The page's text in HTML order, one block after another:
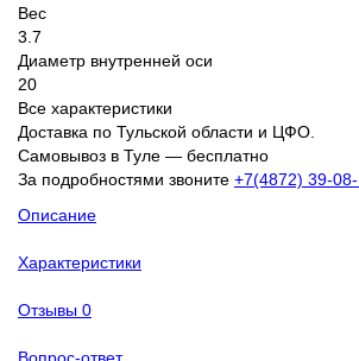
Вес
3.7
Диаметр внутренней оси
20
Все характеристики
Доставка по Тульской области и ЦФО.
Самовывоз в Туле — бесплатно
За подробностями звоните +7(4872) 39-08-
Описание
Характеристики
Отзывы 0
Вопрос-ответ